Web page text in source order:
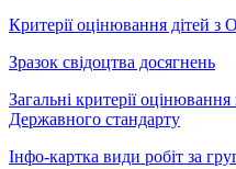
Критерії оцінювання дітей
Зразок свідоцтва досягнень
Загальні критерії
Державного стандарту
Інфо-картка види робіт за